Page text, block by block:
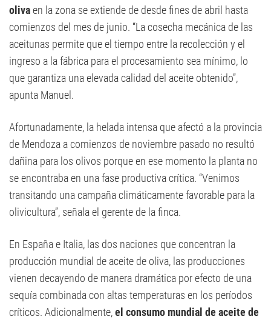
olivaen la zona se extiende de desde fines de abril hasta
comienzos del mes de junio. “La cosecha mecánica de las
aceitunas permite que el tiempo entre la recolección y el
ingreso a la fábrica para el procesamiento sea mínimo, lo
que garantiza una elevada calidad del aceite obtenido”,
apunta Manuel.
Afortunadamente, la helada intensa que afectó a la provincia
de Mendoza a comienzos de noviembre pasado no resultó
dañina para los olivos porque en ese momento la planta no
se encontraba en una fase productiva crítica. “Venimos
transitando una campaña climáticamente favorable para la
olivicultura”, señala el gerente de la finca.
En España e Italia, las dos naciones que concentran la
producción mundial de aceite de oliva, las producciones
vienen decayendo de manera dramática por efecto de una
sequía combinada con altas temperaturas en los períodos
críticos. Adicionalmente,el consumo mundial de aceite de